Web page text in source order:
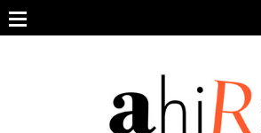
content
ARCHIVO DE REVISTAS